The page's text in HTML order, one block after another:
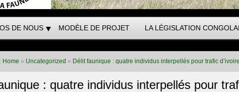
DE NOUS MODÈLE DE PROJET LA LÉGISLATION
Home » Uncategorized » Délit faunique : quatre individus interpellés pour trafic
: quatre individus interpellés pour